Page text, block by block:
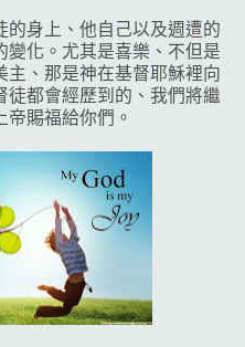
的身上、他自己以及週遭的
變化。尤其是喜樂、不但是
主、那是神在基督耶穌裡向
徒都會經歷到的、我們將繼
賜福給你們。